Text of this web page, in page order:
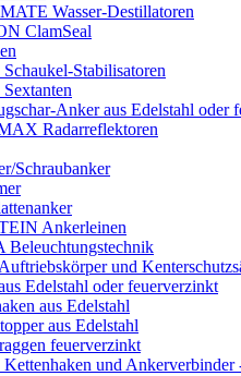
Wasser-Destillatoren
ClamSeal
Stabilisatoren
Anker aus Edelstahl oder
Radarreflektoren
Schraubanker
Ankerleinen
und
Edelstahl oder feuerverzinkt
aus Edelstahl
aus Edelstahl
feuerverzinkt
und Ankerverbinder